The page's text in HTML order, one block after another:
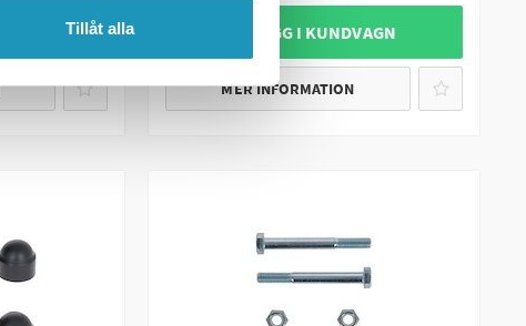
Tillåt alla + LÄGG I KUNDVAGN
MER INFORMATION